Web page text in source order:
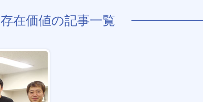
存在価値の記事一覧